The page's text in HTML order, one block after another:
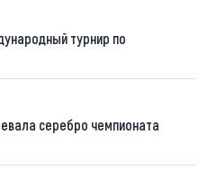
турнир по
серебро чемпионата